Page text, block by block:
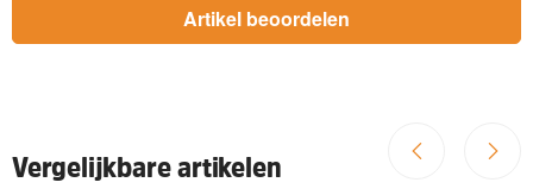
Vergelijkbare artikelen